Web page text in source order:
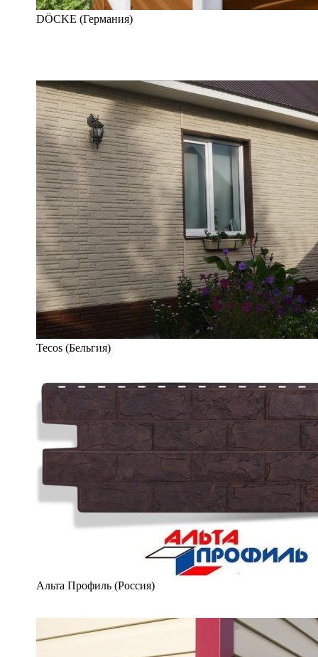
DÖCKE (Германия)
Tecos (Бельгия)
Альта Профиль (Россия)